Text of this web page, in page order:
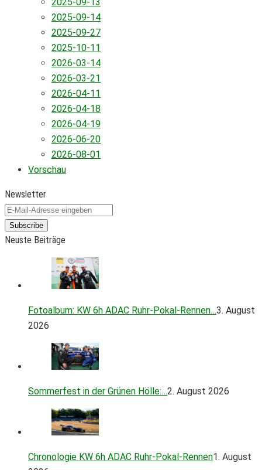
2025-09-14
2025-09-27
2025-10-11
2026-03-14
2026-03-21
2026-04-11
2026-04-18
2026-04-19
2026-06-20
2026-08-01
Vorschau
Newsletter
Subscribe
Neuste Beiträge
Fotoalbum: KW 6h ADAC Ruhr-Pokal-Rennen…3. August
2026
Sommerfest in der Grünen Hölle:…2. August 2026
Chronologie KW 6h ADAC Ruhr-Pokal-Rennen1. August